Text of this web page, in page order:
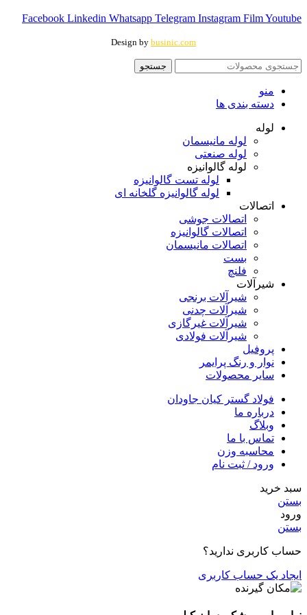
Facebook Linkedin Whatsapp Telegram Instagram FilmYoutube
Design by businic.com
جستجو
منو
دسته بندی ها
لوله
لوله مانیسمان
لوله صنعتی
لوله گالوانیزه
لوله تست گالوانیزه
لوله گالوانیزه گلخانه ای
اتصالات
اتصالات جوشی
اتصالات گالوانیزه
اتصالات مانیسمان
بست
فلنچ
شیرآلات
شیرآلات برنجی
شیرآلات چدنی
شیرآلات غیرگازی
شیرآلات فولادی
پروفیل
نوار و رنگ پرایمر
سایر محصولات
فولاد گستر کیان جاودان
درباره ما
وبلاگ
تماس با ما
محاسبه وزن
ورود / ثبت نام
سبد خرید
بستن
ورود
بستن
حساب کاربری ندارید؟
ایجاد یک حساب کاربری